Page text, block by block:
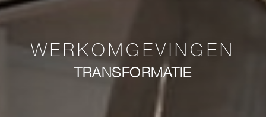
WERKOMGEVINGEN
TRANSFORMATIE